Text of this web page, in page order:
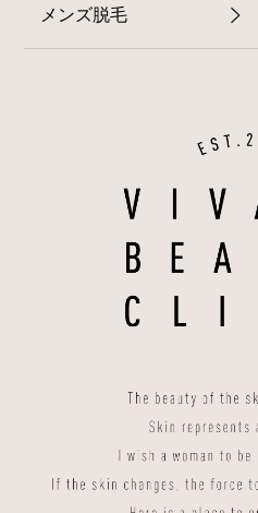
メンズ脱毛